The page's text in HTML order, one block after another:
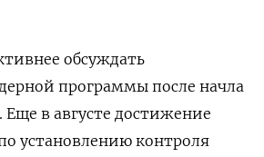
обсуждать
программы после начла
в августе достижение
установлению контроля